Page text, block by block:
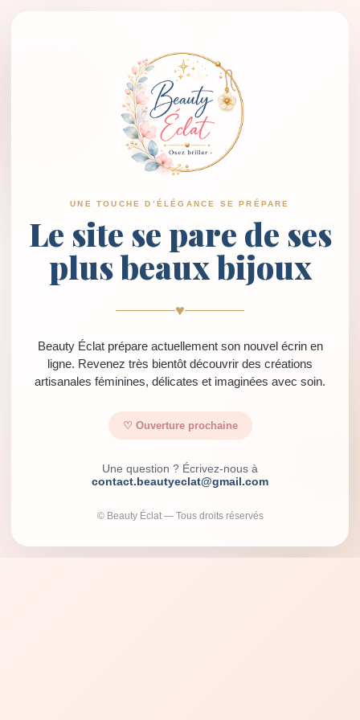
UNE TOUCHE D’ÉLÉGANCE SE PRÉPARE
Le site se pare de ses
plus beaux bijoux
♥
Beauty Éclat prépare actuellement son nouvel écrin en
ligne. Revenez très bientôt découvrir des créations
artisanales féminines, délicates et imaginées avec soin.
♡ Ouverture prochaine
Une question ? Écrivez-nous à
contact.beautyeclat@gmail.com
© Beauty Éclat — Tous droits réservés